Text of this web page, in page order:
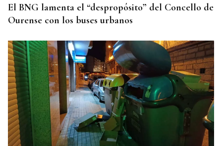
El BNG lamenta el “despropósito” del Concello de
Ourense con los buses urbanos